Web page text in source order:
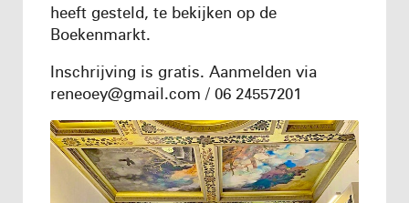
heeft gesteld, te bekijken op de
Boekenmarkt.
Inschrijving is gratis. Aanmelden via
reneoey@gmail.com / 06 24557201